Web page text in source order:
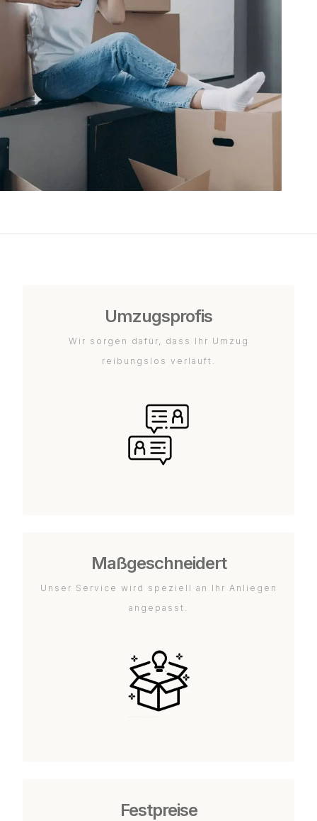
Umzugsprofis
Wir sorgen dafür, dass Ihr Umzug
reibungslos verläuft.
Maßgeschneidert
Unser Service wird speziell an Ihr Anliegen
angepasst.
Festpreise